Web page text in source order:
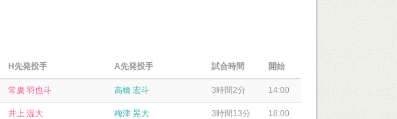
H先発投手 A先発投手 試合時間 開始
常廣 羽也斗 高橋 宏斗 3時間2分 14:00
井上 温大 梅津 晃大 3時間13分 18:00